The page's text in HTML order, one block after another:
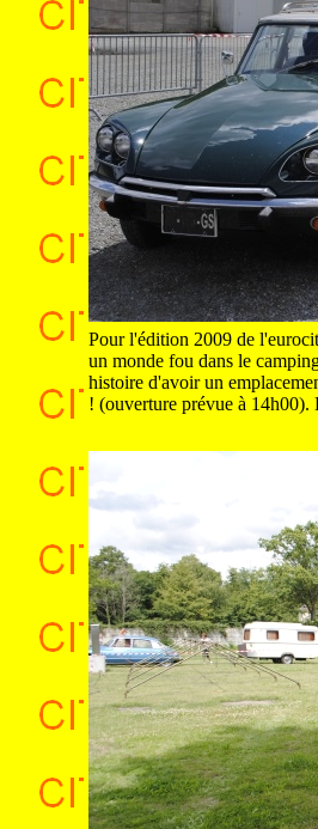
Pour l'édition 2009 de
un monde fou dans le
histoire d'avoir un
! (ouverture prévue à